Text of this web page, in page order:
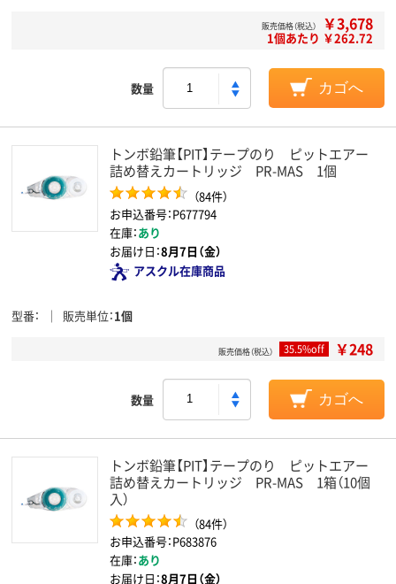
販売価格（税込） ￥3,678
1個あたり ￥262.72
数量 カゴへ
トンボ鉛筆【PIT】テープのり ピットエアー
詰め替えカートリッジ PR-MAS 1個
（84件）
お申込番号：P677794
在庫：あり
お届け日：8月7日（金）
アスクル在庫商品
型番 販売単位 1個
販売価格（税込） 35.5%off ￥248
数量 カゴへ
トンボ鉛筆【PIT】テープのり ピットエアー
詰め替えカートリッジ PR-MAS 1箱（10個
入）
（84件）
お申込番号：P683876
在庫：あり
お届け日：8月7日（金）